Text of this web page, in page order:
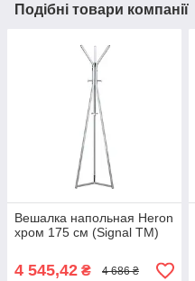
Подібні товари компанії
Вешалка напольная Heron
хром 175 см (Signal ТМ)
4 545,42 ₴ 4 686 ₴